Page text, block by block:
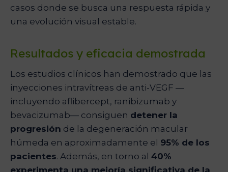
casos donde se busca una respuesta rápida y
una evolución visual estable.
Resultados y eficacia demostrada
Los estudios clínicos han demostrado que las
inyecciones intravítreas de anti-VEGF —
incluyendo aflibercept, ranibizumab y
bevacizumab— consiguen detener la
progresión de la degeneración macular
húmeda en aproximadamente el 95% de los
pacientes. Además, en torno al 40%